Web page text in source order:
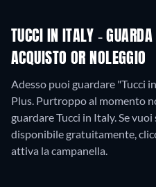
TUCCI IN ITALY -
ACQUISTO OR NOLEGGIO
Adesso puoi guardare "Tucci
Plus. Purtroppo al momento
guardare Tucci in Italy. Se
disponibile gratuitamente,
attiva la campanella.